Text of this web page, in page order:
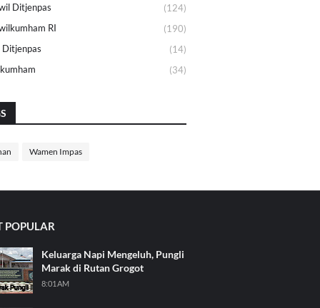
Ditjenpas
(124)
RI
(190)
(14)
(34)
Wamen Impas
POPULAR
Keluarga Napi Mengeluh, Pungli
Marak di Rutan Grogot
8:01 AM